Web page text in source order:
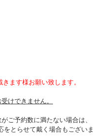
ます様お願い致します。
けできません。
ご予約数に満たない場合は、
とらせて戴く場合もございま